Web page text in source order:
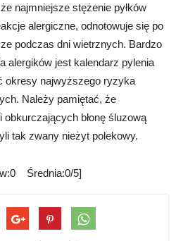
najmniejsze stężenie pyłków
alergiczne, odnotowuje się po
podczas dni wietrznych. Bardzo
alergików jest kalendarz pylenia
okresy najwyższego ryzyka
Należy pamiętać, że
obkurczających błonę śluzową
tak zwany nieżyt polekowy.
Średnia:0/5]